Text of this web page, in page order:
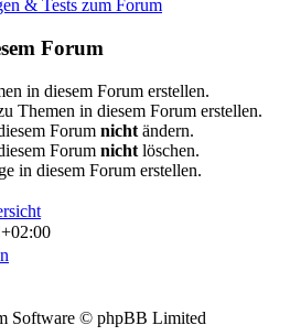
& Tests zum Forum
Forum
in diesem Forum erstellen.
Themen in diesem Forum erstellen.
Forum nicht ändern.
Forum nicht löschen.
in diesem Forum erstellen.
Software © phpBB Limited